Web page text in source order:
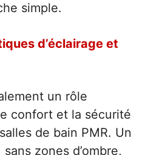
simple.
d’éclairage et
un rôle
confort et la sécurité
de bain PMR. Un
zones d’ombre,